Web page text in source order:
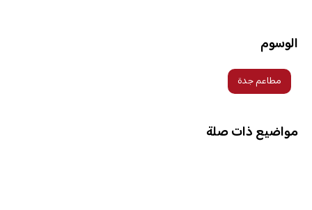
الوسوم
مطاعم جدة
مواضيع ذات صلة